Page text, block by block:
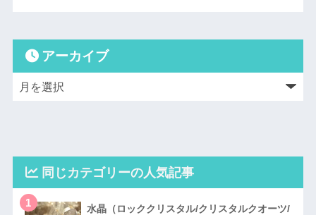
アーカイブ
同じカテゴリーの人気記事
1
水晶（ロッククリスタル/クリスタルクオーツ/